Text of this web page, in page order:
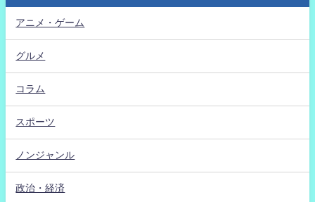
アニメ・ゲーム
グルメ
コラム
スポーツ
ノンジャンル
政治・経済